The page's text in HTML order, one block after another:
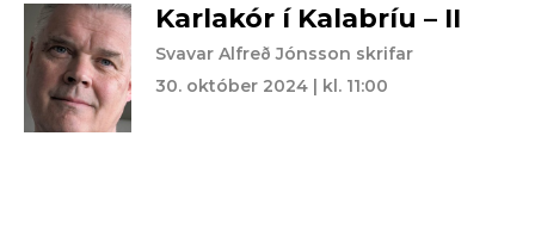
Karlakór í Kalabríu – II
Svavar Alfreð Jónsson skrifar
30. október 2024 | kl. 11:00